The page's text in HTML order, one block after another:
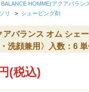
BALANCE HOMME(アクアバラン
リ > シェービング剤
バランス オム シェ
洗顔兼用〉入数：6
(税込)